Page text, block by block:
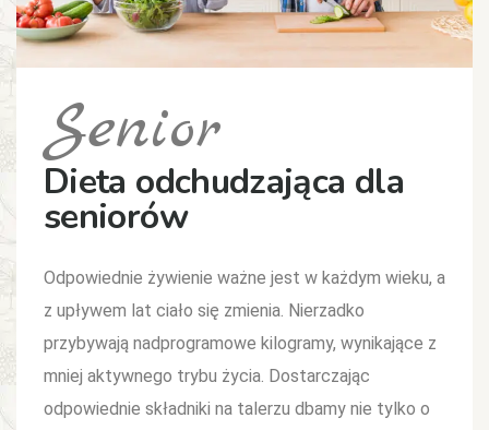
Senior
Dieta odchudzająca dla
seniorów
Odpowiednie żywienie ważne jest w każdym wieku, a
z upływem lat ciało się zmienia. Nierzadko
przybywają nadprogramowe kilogramy, wynikające z
mniej aktywnego trybu życia. Dostarczając
odpowiednie składniki na talerzu dbamy nie tylko o